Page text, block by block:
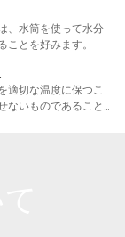
、水筒を使って水分
とを好みます。
適切な温度に保つこ
ないものであること